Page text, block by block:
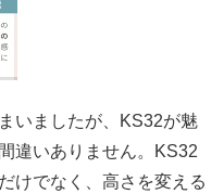
いましたが、KS32が魅
違いありません。KS32
けでなく、高さを変える